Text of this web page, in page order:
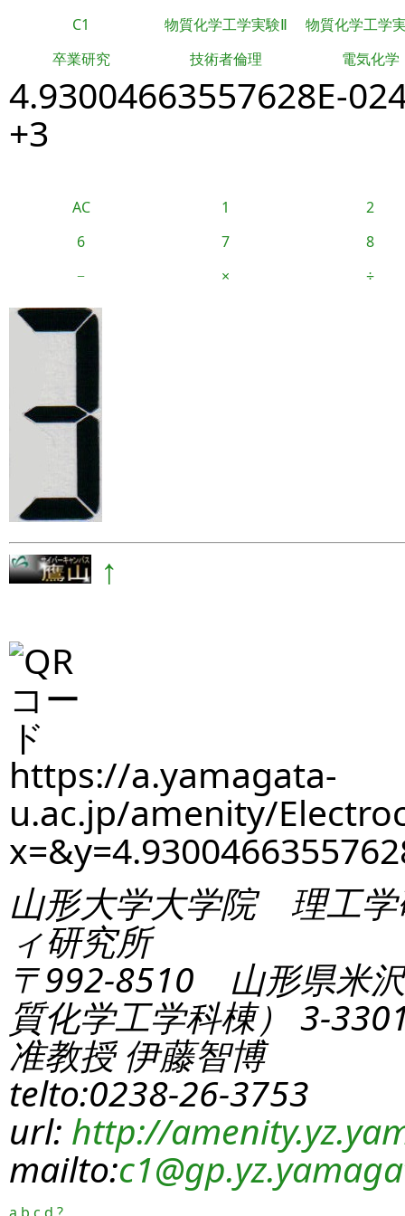
C1 物質化学工学実験Ⅱ
物質化学工学
卒業研究
技術者倫理 電気化学
4.93004663557628E-
+3
AC 1
2
6
7
8
−
× ÷
↑
https://a.yamagata-
u.ac.jp/amenity/
山形大学大学院 理工学
ィ研究所
〒992-8510 山形県米
質化学工学科棟） 3-
准教授 伊藤智博
telto:0238-26-3753
url: http://
mailto:c1